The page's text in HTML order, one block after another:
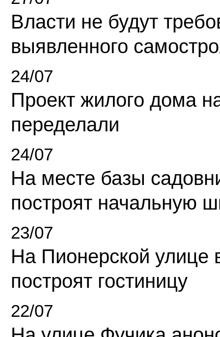
Власти не будут
выявленного
24/07
Проект жилого дома
переделали
24/07
На месте базы
построят начальную
23/07
На Пионерской улице
построят гостиницу
22/07